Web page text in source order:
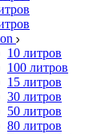
10 литров
100 литров
15 литров
30 литров
50 литров
80 литров